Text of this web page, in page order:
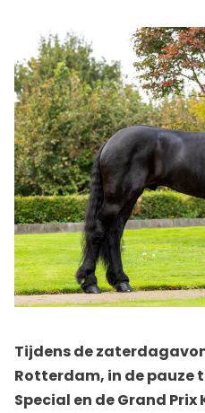
Tijdens de
Rotterdam, in de pauze
Special en de Grand